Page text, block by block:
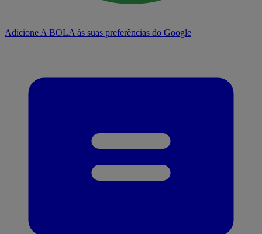
Adicione A BOLA às suas preferências do Google